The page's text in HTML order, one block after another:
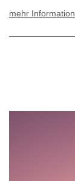
mehr Information